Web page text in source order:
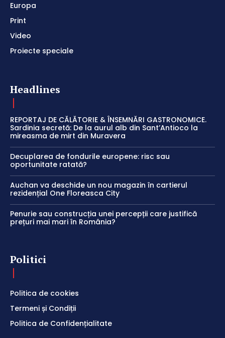
Europa
Print
Video
Proiecte speciale
Headlines
REPORTAJ DE CĂLĂTORIE & ÎNSEMNĂRI GASTRONOMICE.
Sardinia secretă: De la aurul alb din Sant’Antioco la
mireasma de mirt din Muravera
Decuplarea de fondurile europene: risc sau
oportunitate ratată?
Auchan va deschide un nou magazin în cartierul
rezidențial One Floreasca City
Penurie sau construcția unei percepții care justifică
prețuri mai mari în România?
Politici
Politica de cookies
Termeni și Condiții
Politica de Confidențialitate